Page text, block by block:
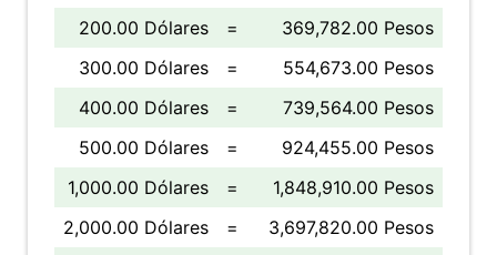
200.00 Dólares
=
369,782.00 Pesos
300.00 Dólares
=
554,673.00 Pesos
400.00 Dólares
=
739,564.00 Pesos
500.00 Dólares
=
924,455.00 Pesos
1,000.00 Dólares
=
1,848,910.00 Pesos
2,000.00 Dólares
=
3,697,820.00 Pesos